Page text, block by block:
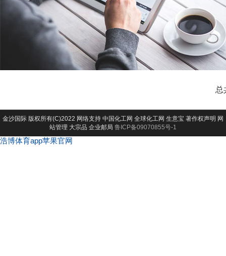
总
金沙国际 版权所有(C)2022 网络支持 中国化工网 全球化工网 生意宝 著作权声明 网
站管理 大宗品 企业邮局 鲁ICP备09070855号-1
浩博体育app苹果官网